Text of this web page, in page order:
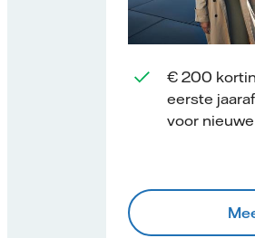
€ 200
eerste
voor